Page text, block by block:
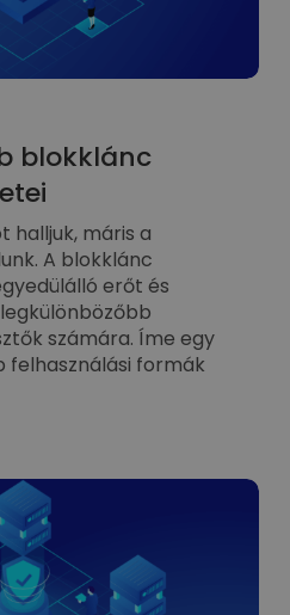
blokklánc
halljuk, máris a
A blokklánc
erőt és
számára. Íme egy
formák